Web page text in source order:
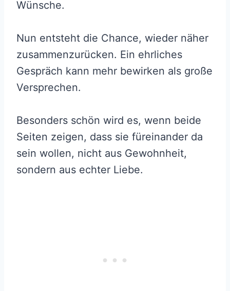
Wünsche.
Nun entsteht die Chance, wieder näher
zusammenzurücken. Ein ehrliches
Gespräch kann mehr bewirken als große
Versprechen.
Besonders schön wird es, wenn beide
Seiten zeigen, dass sie füreinander da
sein wollen, nicht aus Gewohnheit,
sondern aus echter Liebe.